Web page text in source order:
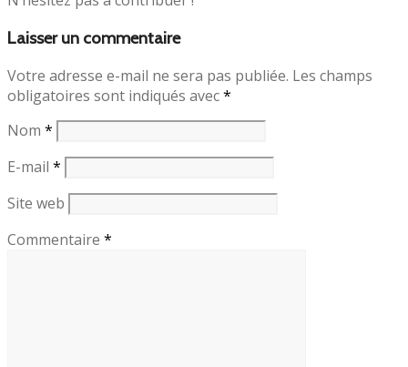
Laisser un commentaire
Votre adresse e-mail ne sera pas publiée. Les champs
obligatoires sont indiqués avec*
Nom *
E-mail *
Site web
Commentaire *